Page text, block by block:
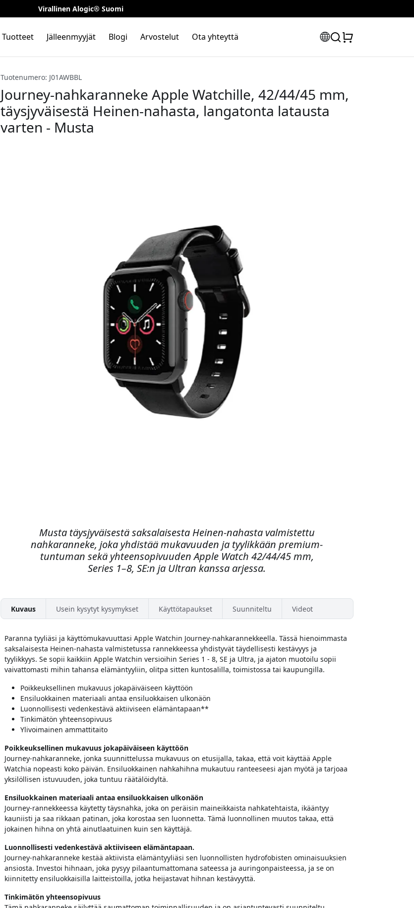
Virallinen Alogic® Suomi
Tuotteet Jälleenmyyjät Blogi Arvostelut Ota yhteyttä
Tuotenumero: J01AWBBL
Journey-nahkaranneke Apple Watchille, 42/44/45 mm,
täysjyväisestä Heinen-nahasta, langatonta latausta
varten - Musta
Musta täysjyväisestä saksalaisesta Heinen-nahasta valmistettu
nahkaranneke, joka yhdistää mukavuuden ja tyylikkään premium-
tuntuman sekä yhteensopivuuden Apple Watch 42/44/45 mm,
Series 1–8, SE:n ja Ultran kanssa arjessa.
Kuvaus Usein kysytyt kysymykset Käyttötapaukset Suunniteltu Videot
Paranna tyyliäsi ja käyttömukavuuttasi Apple Watchin Journey-nahkarannekkeella. Tässä hienoimmasta
saksalaisesta Heinen-nahasta valmistetussa rannekkeessa yhdistyvät täydellisesti kestävyys ja
tyylikkyys. Se sopii kaikkiin Apple Watchin versioihin Series 1 - 8, SE ja Ultra, ja ajaton muotoilu sopii
vaivattomasti mihin tahansa elämäntyyliin, olitpa sitten kuntosalilla, toimistossa tai kaupungilla.
Poikkeuksellinen mukavuus jokapäiväiseen käyttöön
Ensiluokkainen materiaali antaa ensiluokkaisen ulkonäön
Luonnollisesti vedenkestävä aktiiviseen elämäntapaan**
Tinkimätön yhteensopivuus
Ylivoimainen ammattitaito
Poikkeuksellinen mukavuus jokapäiväiseen käyttöön
Journey-nahkaranneke, jonka suunnittelussa mukavuus on etusijalla, takaa, että voit käyttää Apple
Watchia nopeasti koko päivän. Ensiluokkainen nahkahihna mukautuu ranteeseesi ajan myötä ja tarjoaa
yksilöllisen istuvuuden, joka tuntuu räätälöidyltä.
Ensiluokkainen materiaali antaa ensiluokkaisen ulkonäön
Journey-rannekkeessa käytetty täysnahka, joka on peräisin maineikkaista nahkatehtaista, ikääntyy
kauniisti ja saa rikkaan patinan, joka korostaa sen luonnetta. Tämä luonnollinen muutos takaa, että
jokainen hihna on yhtä ainutlaatuinen kuin sen käyttäjä.
Luonnollisesti vedenkestävä aktiiviseen elämäntapaan.
Journey-nahkaranneke kestää aktiivista elämäntyyliäsi sen luonnollisten hydrofobisten ominaisuuksien
ansiosta. Investoi hihnaan, joka pysyy pilaantumattomana sateessa ja auringonpaisteessa, ja se on
kiinnitetty ensiluokkaisilla laitteistoilla, jotka heijastavat hihnan kestävyyttä.
Tinkimätön yhteensopivuus